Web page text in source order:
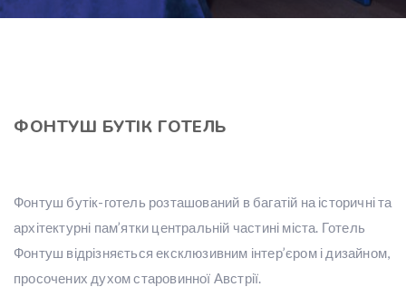
ФОНТУШ БУТІК ГОТЕЛЬ
Фонтуш бутік-готель розташований в багатій на історичні та
архітектурні пам’ятки центральній частині міста. Готель
Фонтуш відрізняється ексклюзивним інтер’єром і дизайном,
просочених духом старовинної Австрії.